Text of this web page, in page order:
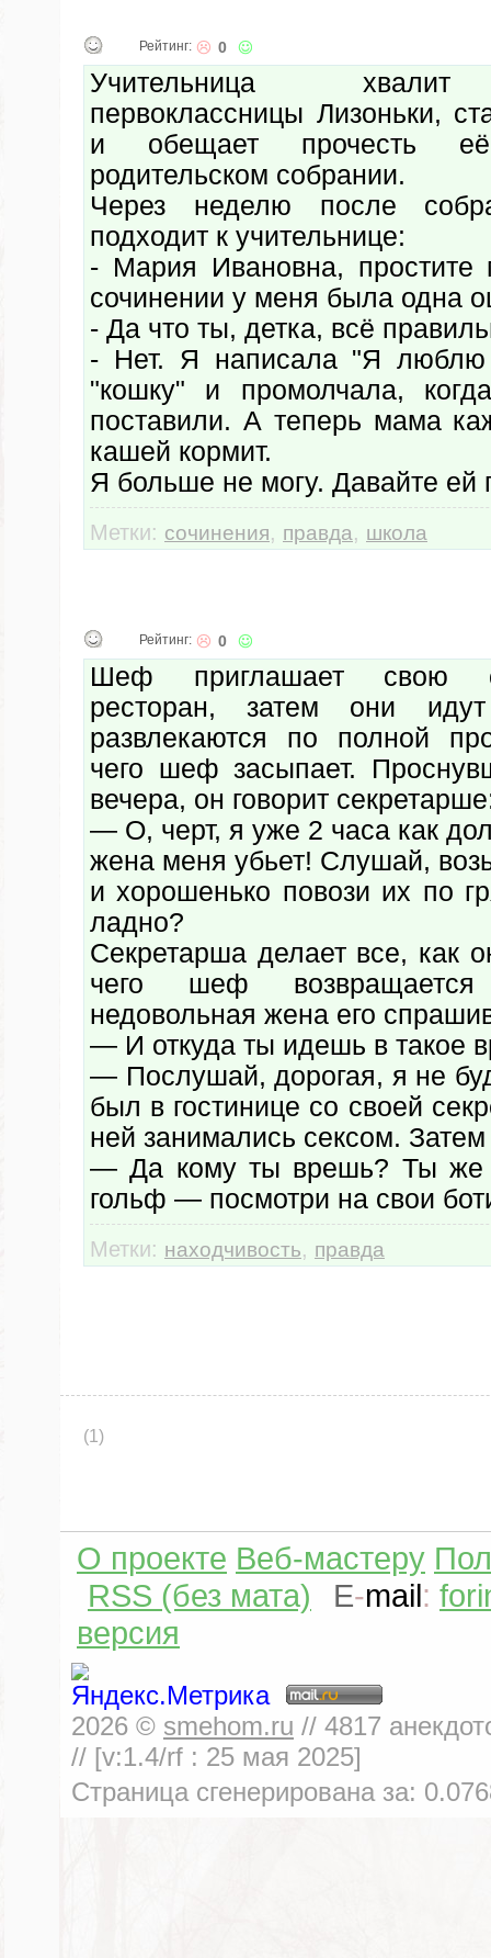
Рейтинг: 0
Учительница
первоклассницы Лизоньки,
и обещает прочесть
родительском собрании.
Через неделю после
подходит к учительнице:
- Мария Ивановна,
сочинении у меня была одна
- Да что ты, детка, всё
- Нет. Я написала "Я люблю
"кошку" и промолчала,
поставили. А теперь мама
кашей кормит.
Я больше не могу. Давайте ей
Метки: сочинения, правда, школа
Рейтинг: 0
Шеф приглашает свою
ресторан, затем они
развлекаются по полной
чего шеф засыпает.
вечера, он говорит
— О, черт, я уже 2 часа как
жена меня убьет! Слушай,
и хорошенько повози их по
ладно?
Секретарша делает все, как
чего шеф
недовольная жена его
— И откуда ты идешь в такое
— Послушай, дорогая, я не
был в гостинице со своей
ней занимались сексом.
— Да кому ты врешь? Ты же
гольф — посмотри на свои
Метки: находчивость, правда
(1)
О проекте Веб-мастеру
RSS (без мата)
E-mail:
версия
2026 © smehom.ru // 4817
// [v:1.4/rf : 25 мая 2025]
Страница сгенерирована за: